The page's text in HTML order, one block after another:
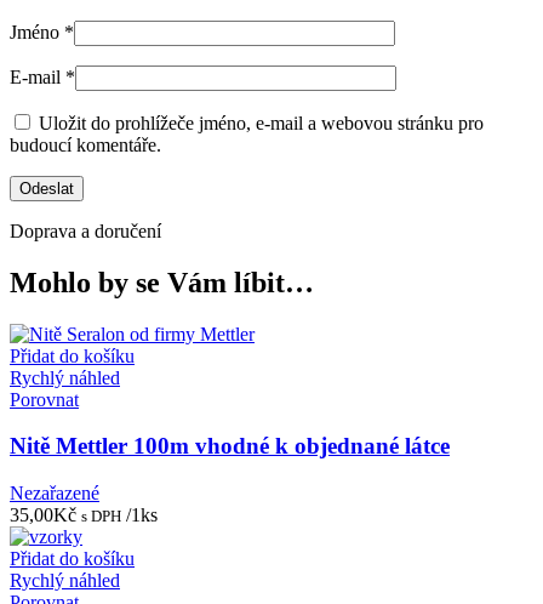
Jméno *
E-mail *
Uložit do prohlížeče jméno, e-mail a webovou stránku pro
budoucí komentáře.
Doprava a doručení
Mohlo by se Vám líbit…
Přidat do košíku
Rychlý náhled
Porovnat
Nitě Mettler 100m vhodné k objednané látce
Nezařazené
35,00Kč s DPH /1ks
Přidat do košíku
Rychlý náhled